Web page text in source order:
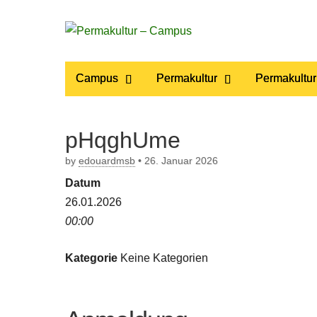
Permakultur
– Campus
Main
menu
Campus Permakultur
pHqghUme
by edouardmsb • 26. Januar 2026
Datum
26.01.2026
00:00
Kategorie Keine Kategorien